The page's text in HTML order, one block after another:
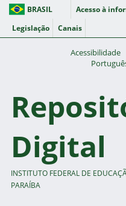
BRASIL Acesso à
Legislação
Canais
Acessibilidade
Digital
INSTITUTO FEDERAL DE
PARAÍBA